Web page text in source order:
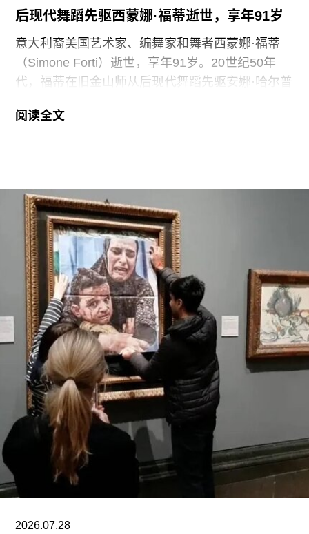
薪休息时间。工会成员还要求V&A在一年内获得“伦
后现代舞蹈先驱西蒙娜·福蒂逝世，享年91岁
意大利裔美国艺术家、编舞家和舞者西蒙娜·福蒂
（Simone Forti）逝世，享年91岁。20世纪50年
代，福蒂在旧金山师从后现代舞蹈先驱安娜·哈尔普
品系列“舞蹈构造”（Dance Constructions）迅速崭
顿（Steve Paxton）产生了深远影响，促使两人共
同创立了贾德森舞蹈剧院（Judson Dance
Theater），其成员在此后十年间重塑了现代舞的
发展轨迹。多年后，帕克斯顿曾写道：“福蒂这组激
进的作品，就像一颗投入平静池塘中的石子，激起
的涟漪不断向外扩散。”
福蒂于1935年3月25日出生于意大利佛罗伦萨的一
个犹太家庭。三年后，当法西斯领导人贝尼托·墨索
里尼（Benito Mussolini）开始剥夺意大利犹太人的
公民身份时，福蒂全家逃往美国，最终定居洛杉
矶。她曾进入俄勒冈州波特兰的里德学院（Reed
College）就读，但中途退学，并与当时的伴侣、观
念艺术家罗伯特·莫里斯（Robert Morris）搬到旧金
山。在那里，她先后于哈尔普林-拉思罗普学校
（Halprin-Lathrop School）和马林舞蹈工作室
（Dance Workshop of
阅读全文
2026.07.28